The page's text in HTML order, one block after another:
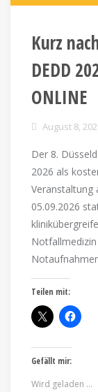
Kurz
DEDD
ONLINE
August 8,
Der 8.
2026 als
Veranstaltung
05.09.2026
Teilen mit:
Gefällt mir:
Wird geladen …